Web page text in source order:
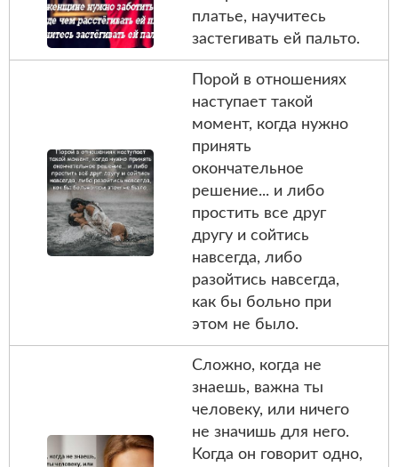
платье, научитесь
застегивать ей пальто.
Порой в отношениях
наступает такой
момент, когда нужно
принять
окончательное
решение... и либо
простить все друг
другу и сойтись
навсегда, либо
разойтись навсегда,
как бы больно при
этом не было.
Сложно, когда не
знаешь, важна ты
человеку, или ничего
не значишь для него.
Когда он говорит одно,